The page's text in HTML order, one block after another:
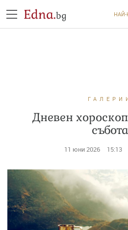
Edna.bg
Дневен
събота
11 юни 2026 15:13